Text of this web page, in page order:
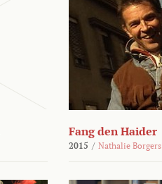
Fang den Haider
2015 / Nathalie Borgers